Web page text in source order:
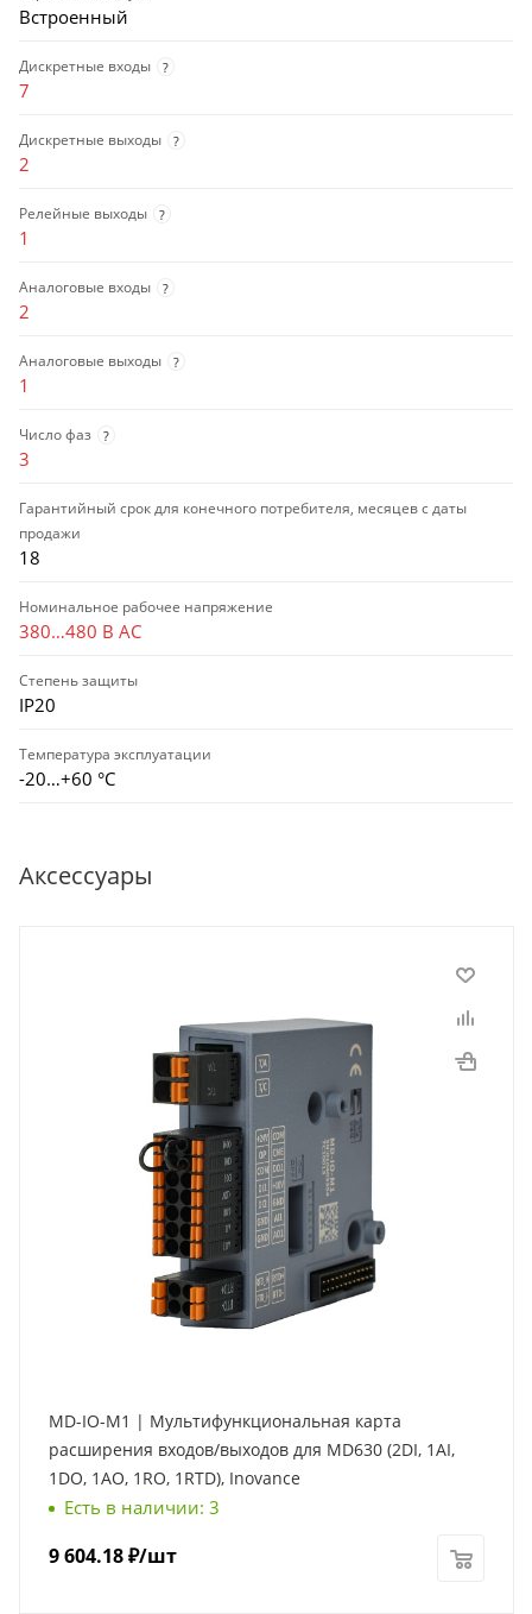
Встроенный
Дискретные входы ?
7
Дискретные выходы ?
2
Релейные выходы ?
1
Аналоговые входы ?
2
Аналоговые выходы ?
1
Число фаз ?
3
Гарантийный срок для конечного потребителя, месяцев с даты
продажи
18
Номинальное рабочее напряжение
380…480 В AC
Степень защиты
IP20
Температура эксплуатации
-20…+60 °С
Аксессуары
MD-IO-M1 | Мультифункциональная карта
расширения входов/выходов для MD630 (2DI, 1AI,
1DO, 1AO, 1RO, 1RTD), Inovance
Есть в наличии: 3
9 604.18₽/шт